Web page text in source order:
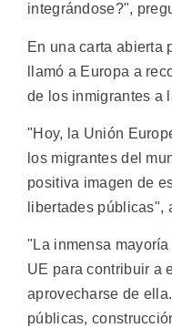
integrándose?",
En una carta abierta
llamó a Europa a
de los inmigrantes a
"Hoy, la Unión
los migrantes del
positiva imagen de
libertades públicas",
"La inmensa
UE para contribuir a
aprovecharse de
públicas,